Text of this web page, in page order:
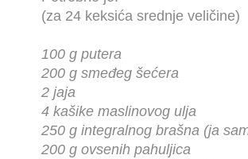
(za 24 keksića srednje veličine)
100 g putera
200 g smeđeg šećera
2 jaja
4 kašike maslinovog ulja
250 g integralnog brašna (ja
200 g ovsenih pahuljica